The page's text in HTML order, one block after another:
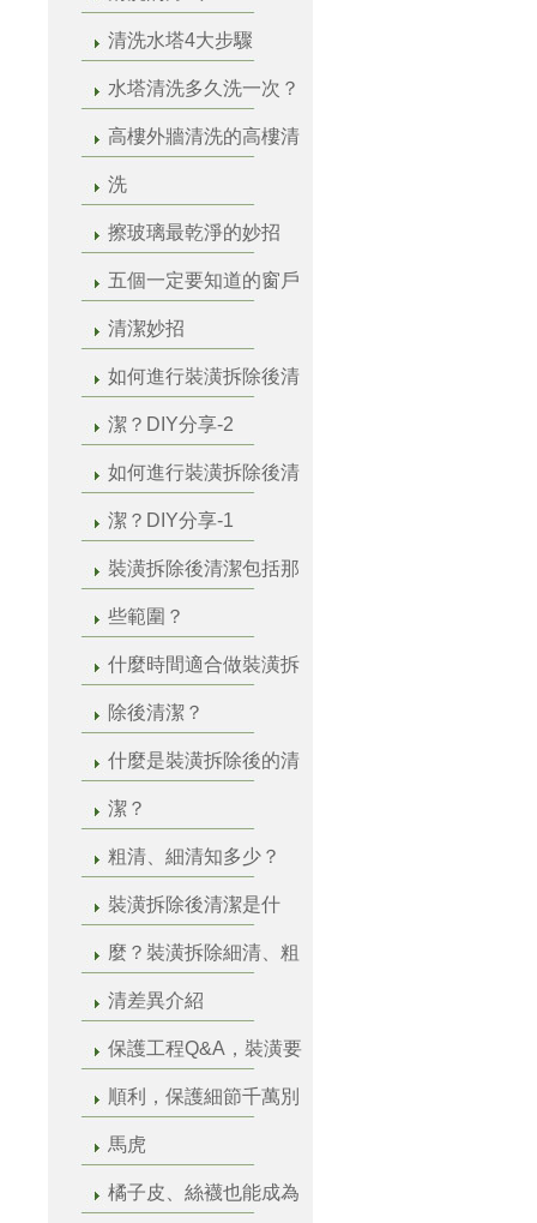
清洗水塔4大步驟
水塔清洗多久洗一次？
高樓外牆清洗的高樓清
洗
擦玻璃最乾淨的妙招
五個一定要知道的窗戶
清潔妙招
如何進行裝潢拆除後清
潔？DIY分享-2
如何進行裝潢拆除後清
潔？DIY分享-1
裝潢拆除後清潔包括那
些範圍？
什麼時間適合做裝潢拆
除後清潔？
什麼是裝潢拆除後的清
潔？
粗清、細清知多少？
裝潢拆除後清潔是什
麼？裝潢拆除細清、粗
清差異介紹
保護工程Q&A，裝潢要
順利，保護細節千萬別
馬虎
橘子皮、絲襪也能成為